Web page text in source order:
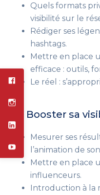
Quels formats
visibilité sur le
Rédiger ses
hashtags.
Mettre en place
efficace : outils,
Le réel :
3 – Booster sa
Mesurer ses
l’animation de
Mettre en place
influenceurs.
Introduction à la